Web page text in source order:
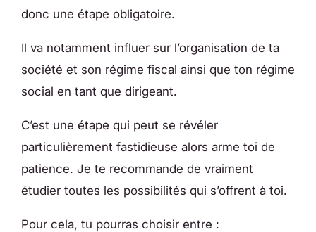
donc une étape obligatoire.
Il va notamment influer sur l’organisation de ta
société et son régime fiscal ainsi que ton régime
social en tant que dirigeant.
C’est une étape qui peut se révéler
particulièrement fastidieuse alors arme toi de
patience. Je te recommande de vraiment
étudier toutes les possibilités qui s’offrent à toi.
Pour cela, tu pourras choisir entre :